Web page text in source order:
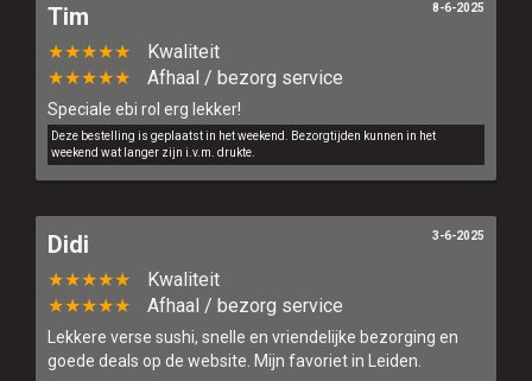
Bestel online
Tim
★★★★★
Kwaliteit
★★★★★
Afhaal / bezorg service
Speciale ebi rol erg lekker!
Deze bestelling is geplaatst in het weekend. Bezorgtijden kunnen in het
weekend wat langer zijn i.v.m. drukte.
8-6-2025
Didi
★★★★★
Kwaliteit
★★★★★
Afhaal / bezorg service
Lekkere verse sushi, snelle en vriendelijke bezorging en
goede deals op de website. Mijn favoriet in Leiden.
3-6-2025